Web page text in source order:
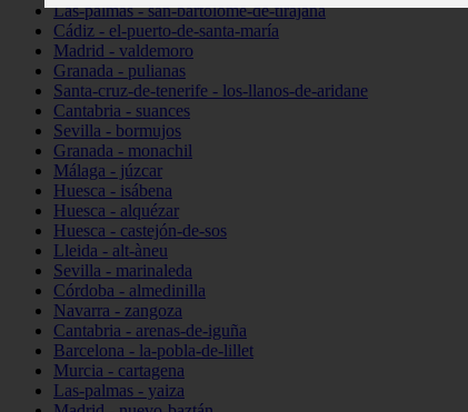
Las-palmas - san-bartolomé-de-tirajana
Cádiz - el-puerto-de-santa-maría
Madrid - valdemoro
Granada - pulianas
Santa-cruz-de-tenerife - los-llanos-de-aridane
Cantabria - suances
Sevilla - bormujos
Granada - monachil
Málaga - júzcar
Huesca - isábena
Huesca - alquézar
Huesca - castejón-de-sos
Lleida - alt-àneu
Sevilla - marinaleda
Córdoba - almedinilla
Navarra - zangoza
Cantabria - arenas-de-iguña
Barcelona - la-pobla-de-lillet
Murcia - cartagena
Las-palmas - yaiza